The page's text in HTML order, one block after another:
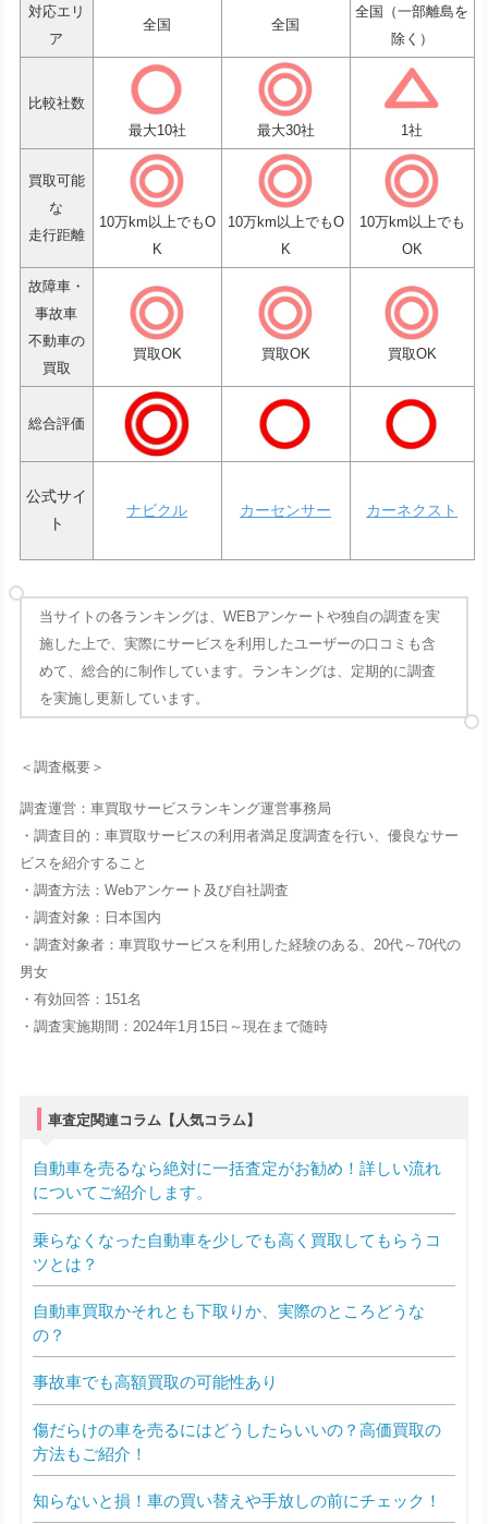
対応エリ
ア
全国 全国
全国（一部離島を
除く）
比較社数
最大10社
最大30社 1社
買取可能
な
走行距離
10万km以上でもO
K
10万km以上でもO
K
10万km以上でも
OK
故障車・
事故車
不動車の
買取
買取OK 買取OK 買取OK
総合評価
公式サイ
ト
ナビクル カーセンサー カーネクスト
当サイトの各ランキングは、WEBアンケートや独自の調査を実
施した上で、実際にサービスを利用したユーザーの口コミも含
めて、総合的に制作しています。ランキングは、定期的に調査
を実施し更新しています。
＜調査概要＞
調査運営：車買取サービスランキング運営事務局
・調査目的：車買取サービスの利用者満足度調査を行い、優良なサー
ビスを紹介すること
・調査方法：Webアンケート及び自社調査
・調査対象：日本国内
・調査対象者：車買取サービスを利用した経験のある、20代～70代の
男女
・有効回答：151名
・調査実施期間：2024年1月15日～現在まで随時
車査定関連コラム【人気コラム】
自動車を売るなら絶対に一括査定がお勧め！詳しい流れ
についてご紹介します。
乗らなくなった自動車を少しでも高く買取してもらうコ
ツとは？
自動車買取かそれとも下取りか、実際のところどうな
の？
事故車でも高額買取の可能性あり
傷だらけの車を売るにはどうしたらいいの？高価買取の
方法もご紹介！
知らないと損！車の買い替えや手放しの前にチェック！